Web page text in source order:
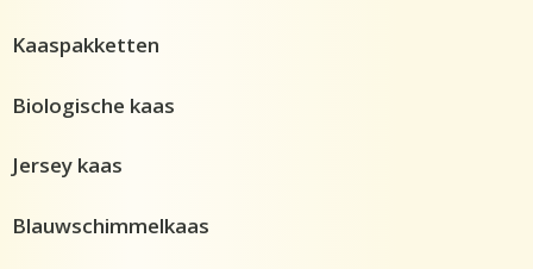
Kaaspakketten
Biologische kaas
Jersey kaas
Blauwschimmelkaas